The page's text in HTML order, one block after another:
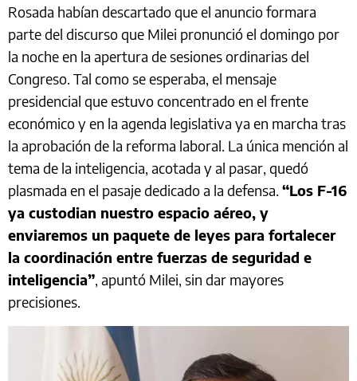
Rosada habían descartado que el anuncio formara
parte del discurso que Milei pronunció el domingo por
la noche en la apertura de sesiones ordinarias del
Congreso. Tal como se esperaba, el mensaje
presidencial que estuvo concentrado en el frente
económico y en la agenda legislativa ya en marcha tras
la aprobación de la reforma laboral. La única mención al
tema de la inteligencia, acotada y al pasar, quedó
plasmada en el pasaje dedicado a la defensa. “Los F-16
ya custodian nuestro espacio aéreo, y
enviaremos un paquete de leyes para fortalecer
la coordinación entre fuerzas de seguridad e
inteligencia”, apuntó Milei, sin dar mayores
precisiones.